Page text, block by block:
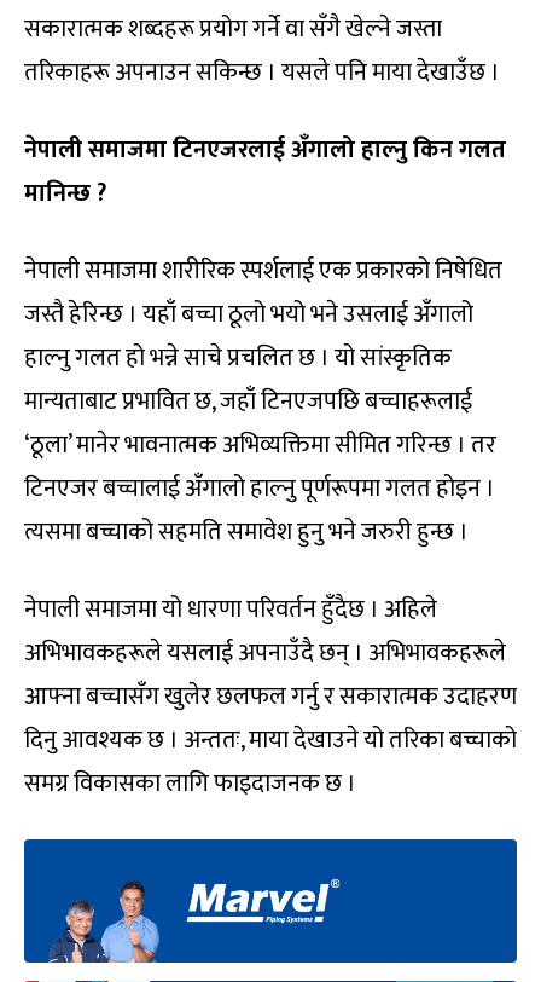
सकारात्मक शब्दहरू प्रयोग गर्ने वा सँगै खेल्ने जस्ता
तरिकाहरू अपनाउन सकिन्छ । यसले पनि माया देखाउँछ ।
नेपाली समाजमा टिनएजरलाई अँगालो हाल्नु किन गलत
मानिन्छ ?
नेपाली समाजमा शारीरिक स्पर्शलाई एक प्रकारको निषेधित
जस्तै हेरिन्छ । यहाँ बच्चा ठूलो भयो भने उसलाई अँगालो
हाल्नु गलत हो भन्ने साचे प्रचलित छ । यो सांस्कृतिक
मान्यताबाट प्रभावित छ, जहाँ टिनएजपछि बच्चाहरूलाई
‘ठूला’ मानेर भावनात्मक अभिव्यक्तिमा सीमित गरिन्छ । तर
टिनएजर बच्चालाई अँगालो हाल्नु पूर्णरूपमा गलत होइन ।
त्यसमा बच्चाको सहमति समावेश हुनु भने जरुरी हुन्छ ।
नेपाली समाजमा यो धारणा परिवर्तन हुँदैछ । अहिले
अभिभावकहरूले यसलाई अपनाउँदै छन् । अभिभावकहरूले
आफ्ना बच्चासँग खुलेर छलफल गर्नु र सकारात्मक उदाहरण
दिनु आवश्यक छ । अन्ततः, माया देखाउने यो तरिका बच्चाको
समग्र विकासका लागि फाइदाजनक छ ।